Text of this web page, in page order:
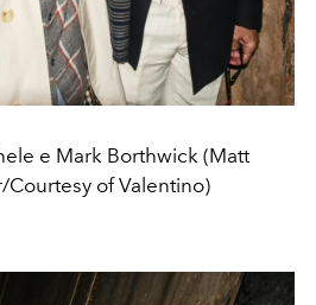
e Mark Borthwick (Matt
of Valentino)